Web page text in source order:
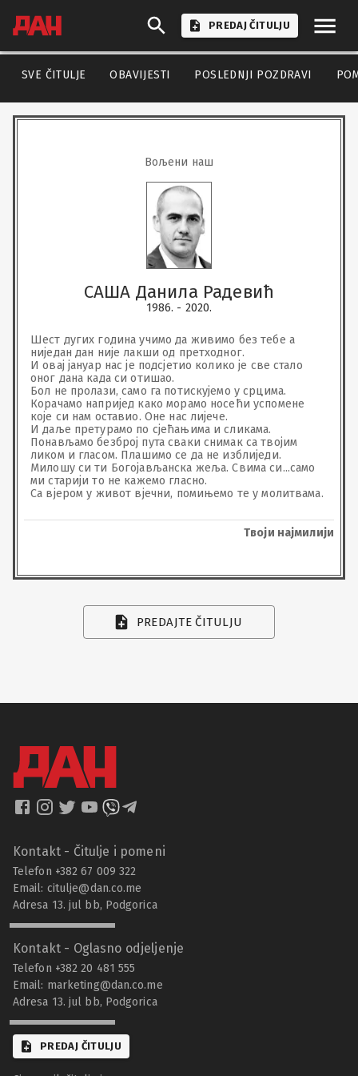
PREDAJ ČITULJU
SVE ČITULJE OBAVIJESTI POSLEDNJI POZDRAVI
Вољени наш
САША Данила Радевић
1986. - 2020.
Шест дугих година учимо да живимо без тебе а
ниједан дан није лакши од претходног.
И овај јануар нас је подсјетио колико је све стало
оног дана када си отишао.
Бол не пролази, само га потискујемо у срцима.
Корачамо напријед како морамо носећи успомене
које си нам оставио. Оне нас лијече.
И даље претурамо по сјећањима и сликама.
Понављамо безброј пута сваки снимак са твојим
ликом и гласом. Плашимо се да не изблиједи.
Милошу си ти Богојављанска жеља. Свима си...само
ми старији то не кажемо гласно.
Са вјером у живот вјечни, помињемо те у молитвама.
Твоји најмилији
PREDAJTE ČITULJU
Kontakt - Čitulje i pomeni
Telefon +382 67 009 322
Email: citulje@dan.co.me
Adresa 13. jul bb, Podgorica
Kontakt - Oglasno odjeljenje
Telefon +382 20 481 555
Email: marketing@dan.co.me
Adresa 13. jul bb, Podgorica
PREDAJ ČITULJU